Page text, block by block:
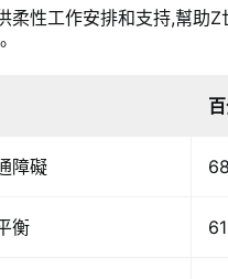
柔性工作安排和支持,幫助Z
障礙
衡